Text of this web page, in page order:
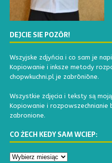
DEJCIE SIE POZŌR!
Wszyjske zdjyńcia i co sam je
Kopiowanie i inksze metody
chopwkuchni.pl je zabrōniōne.
Wszystkie zdjęcia i teksty są
Kopiowanie i rozpowszechnianie
zabronione.
CO ŻECH KEDY SAM WCIEP: